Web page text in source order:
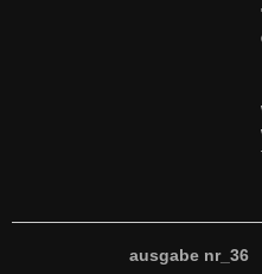
ausgabe nr_36